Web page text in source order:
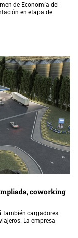
de Economía del
en etapa de
coworking
también cargadores
La empresa